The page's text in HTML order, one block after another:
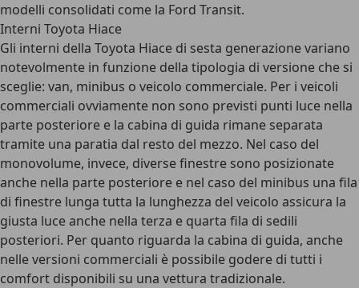
modelli consolidati come la Ford Transit.
Interni Toyota Hiace
Gli interni della Toyota Hiace di sesta generazione variano
notevolmente in funzione della tipologia di versione che si
sceglie: van, minibus o veicolo commerciale. Per i veicoli
commerciali ovviamente non sono previsti punti luce nella
parte posteriore e la cabina di guida rimane separata
tramite una paratia dal resto del mezzo. Nel caso del
monovolume, invece, diverse finestre sono posizionate
anche nella parte posteriore e nel caso del minibus una fila
di finestre lunga tutta la lunghezza del veicolo assicura la
giusta luce anche nella terza e quarta fila di sedili
posteriori. Per quanto riguarda la cabina di guida, anche
nelle versioni commerciali è possibile godere di tutti i
comfort disponibili su una vettura tradizionale.